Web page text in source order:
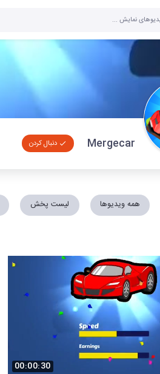
Mergecar دنبال کردن
همه ویدیوها لیست پخش
00:00:30